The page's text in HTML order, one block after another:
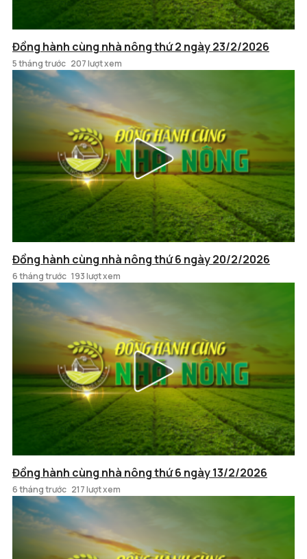
Đồng hành cùng nhà nông thứ 2 ngày 23/2/2026
5 tháng trước 207 lượt xem
Đồng hành cùng nhà nông thứ 6 ngày 20/2/2026
6 tháng trước 193 lượt xem
Đồng hành cùng nhà nông thứ 6 ngày 13/2/2026
6 tháng trước 217 lượt xem